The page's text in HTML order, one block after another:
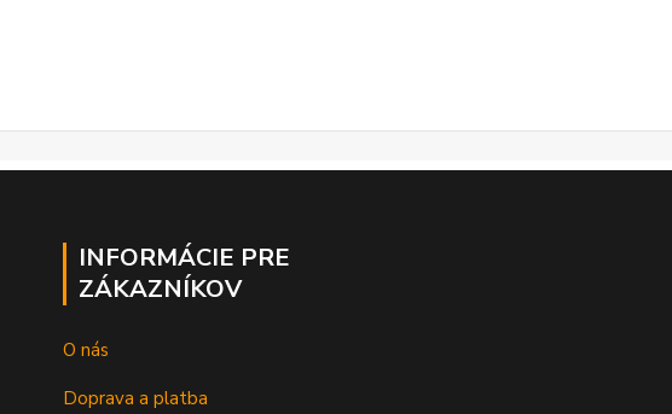
INFORMÁCIE PRE
ZÁKAZNÍKOV
O nás
Doprava a platba